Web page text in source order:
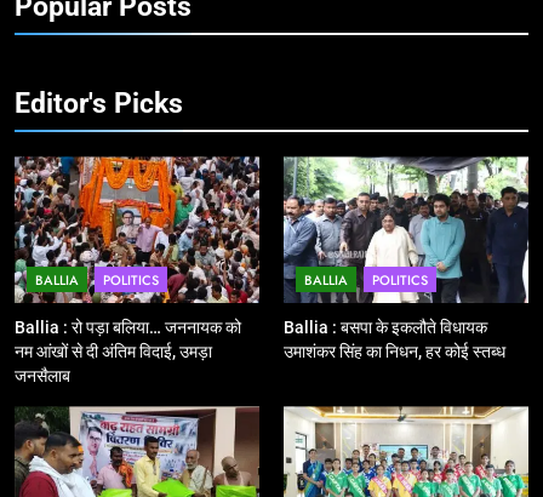
और कानपुर के लिए बस सेवाओं का
11
बिहार विस चुनाव : सभी 90 हजार 712
बूथों से लाइव वेब कास्टिंग की तैयारी
NATIONAL POLITICS
12
Ballia : बलिया रेलवे स्टेशन का अपर
महाप्रबंधक ने किया निरीक्षण
13
Ballia : त्यौहारों पर शांति व्यवस्था को
Editor's Picks
BALLIA POLITICS
Ballia : रो पड़ा बलिया… जननायक को
नम आंखों से दी अंतिम विदाई, उमड़ा
जनसैलाब
BALLIA POLITICS
Ballia : बसपा के इकलौते विधायक
उमाशंकर सिंह का निधन, हर कोई स्तब्ध